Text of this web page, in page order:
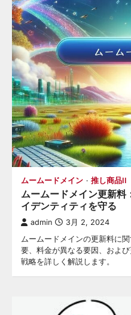
ー
シ
ョ
ン
ムームードメイン 推し商品II
ムームードメイン更新
イデンティティを守る
admin 3月 2, 2024
ムームードメインの更新料に
要、料金が異なる要因、およ
戦略を詳しく解説します。